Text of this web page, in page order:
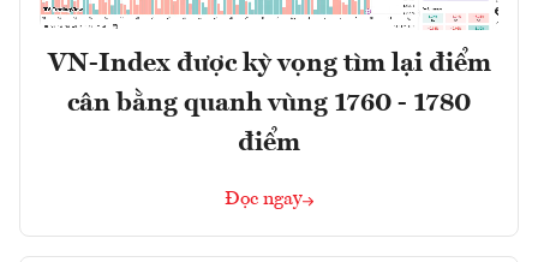
VN-Index được kỳ vọng tìm lại điểm
cân bằng quanh vùng 1760 - 1780
điểm
Đọc ngay